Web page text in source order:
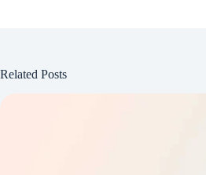
Related Posts